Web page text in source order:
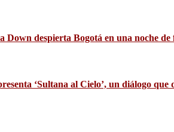
Down despierta Bogotá en una noche de
‘Sultana al Cielo’, un diálogo que